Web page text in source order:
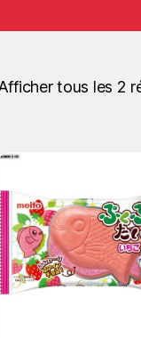
tous les 2